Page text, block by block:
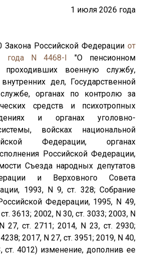
1 июля 2026 года
Закона Российской Федерации от
года N 4468-I "О пенсионном
проходивших военную службу,
дел, Государственной
органах по контролю за
средств и психотропных
и органах уголовно-
войсках национальной
Федерации, органах
Российской Федерации,
Съезда народных депутатов
и Верховного Совета
1993, N 9, ст. 328; Собрание
Федерации, 1995, N 49,
3613; 2002, N 30, ст. 3033; 2003, N
27, ст. 2711; 2014, N 23, ст. 2930;
2017, N 27, ст. 3951; 2019, N 40,
ст. 4012) изменение, дополнив ее